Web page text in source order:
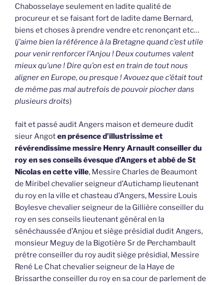
Chabosselaye seulement en ladite qualité de
procureur et se faisant fort de ladite dame Bernard,
biens et choses à prendre vendre etc renonçant etc…
(j’aime bien la référence à la Bretagne quand c’est utile
pour venir renforcer l’Anjou ! Deux coutumes valent
mieux qu’une ! Dire qu’on est en train de tout nous
aligner en Europe, ou presque ! Avouez que c’était tout
de même pas mal autrefois de pouvoir piocher dans
plusieurs droits)
fait et passé audit Angers maison et demeure dudit
sieur Angoten présence d’illustrissime et
révérendissime messire Henry Arnault conseiller du
roy en ses conseils évesque d’Angers et abbé de St
Nicolas en cette ville, Messire Charles de Beaumont
de Miribel chevalier seigneur d’Autichamp lieutenant
du roy en la ville et chasteau d’Angers, Messire Louis
Boylesve chevalier seigneur de la Gillière conseiller du
roy en ses conseils lieutenant général en la
sénéchaussée d’Anjou et siège présidial dudit Angers,
monsieur Meguy de la Bigotière Sr de Perchambault
prêtre conseiller du roy audit siège présidial, Messire
René Le Chat chevalier seigneur de la Haye de
Brissarthe conseiller du roy en sa cour de parlement de